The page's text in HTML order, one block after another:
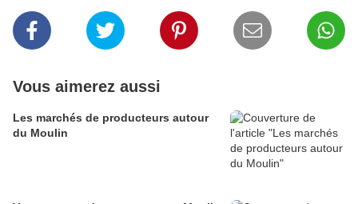
Vous aimerez aussi
Les marchés de producteurs autour
du Moulin